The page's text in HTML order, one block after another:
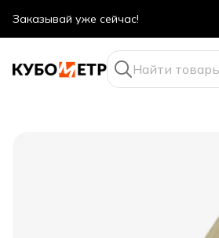
Оптовые цены даже для физ. лиц